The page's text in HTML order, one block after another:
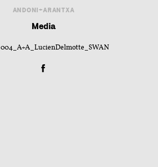
ANDONI+ARANTXA
Media
004_A+A_LucienDelmotte_SWAN